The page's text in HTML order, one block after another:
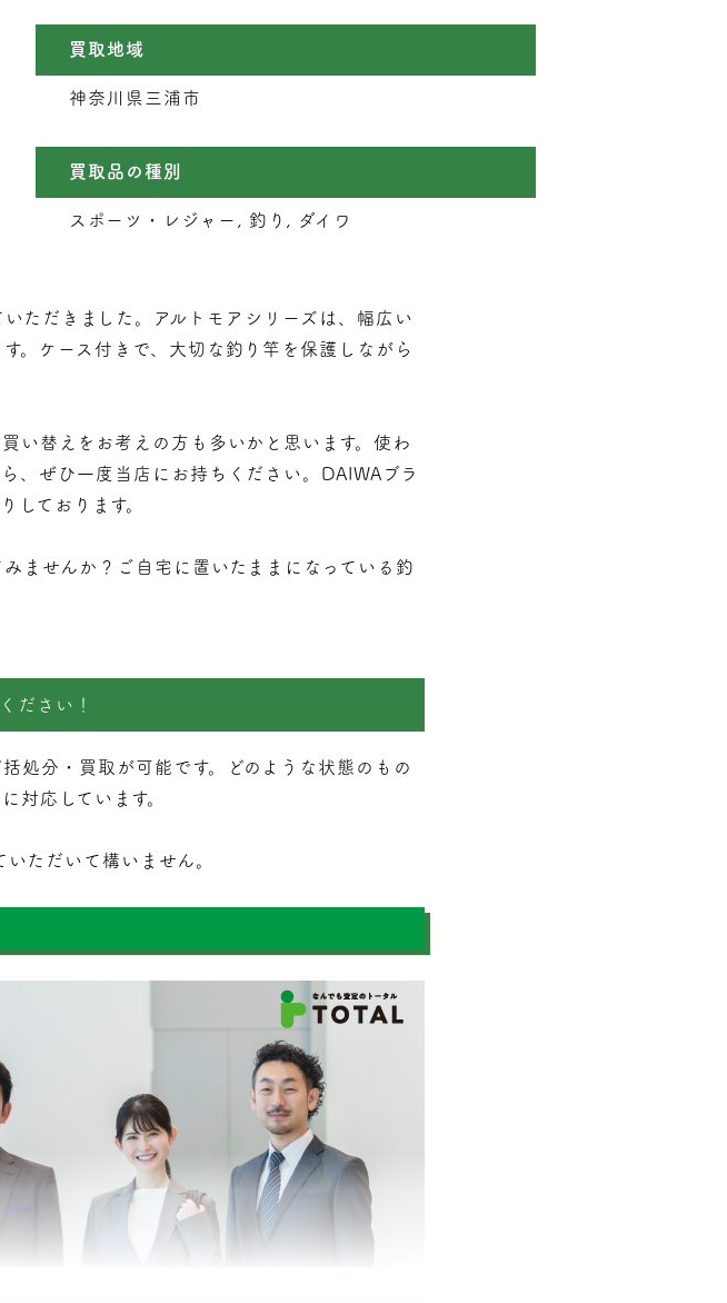
買取地域
神奈川県三浦市
買取品の種別
スポーツ・レジャー, 釣り, ダイワ
ただきました。アルトモアシリーズは、幅広い
。ケース付きで、大切な釣り竿を保護しながら
い替えをお考えの方も多いかと思います。使わ
、ぜひ一度当店にお持ちください。DAIWAブラ
しております。
ませんか？ご自宅に置いたままになっている釣
ださい！
処分・ 買取 が可能です。どのような状態のもの
対応しています。
ただいて構いません。